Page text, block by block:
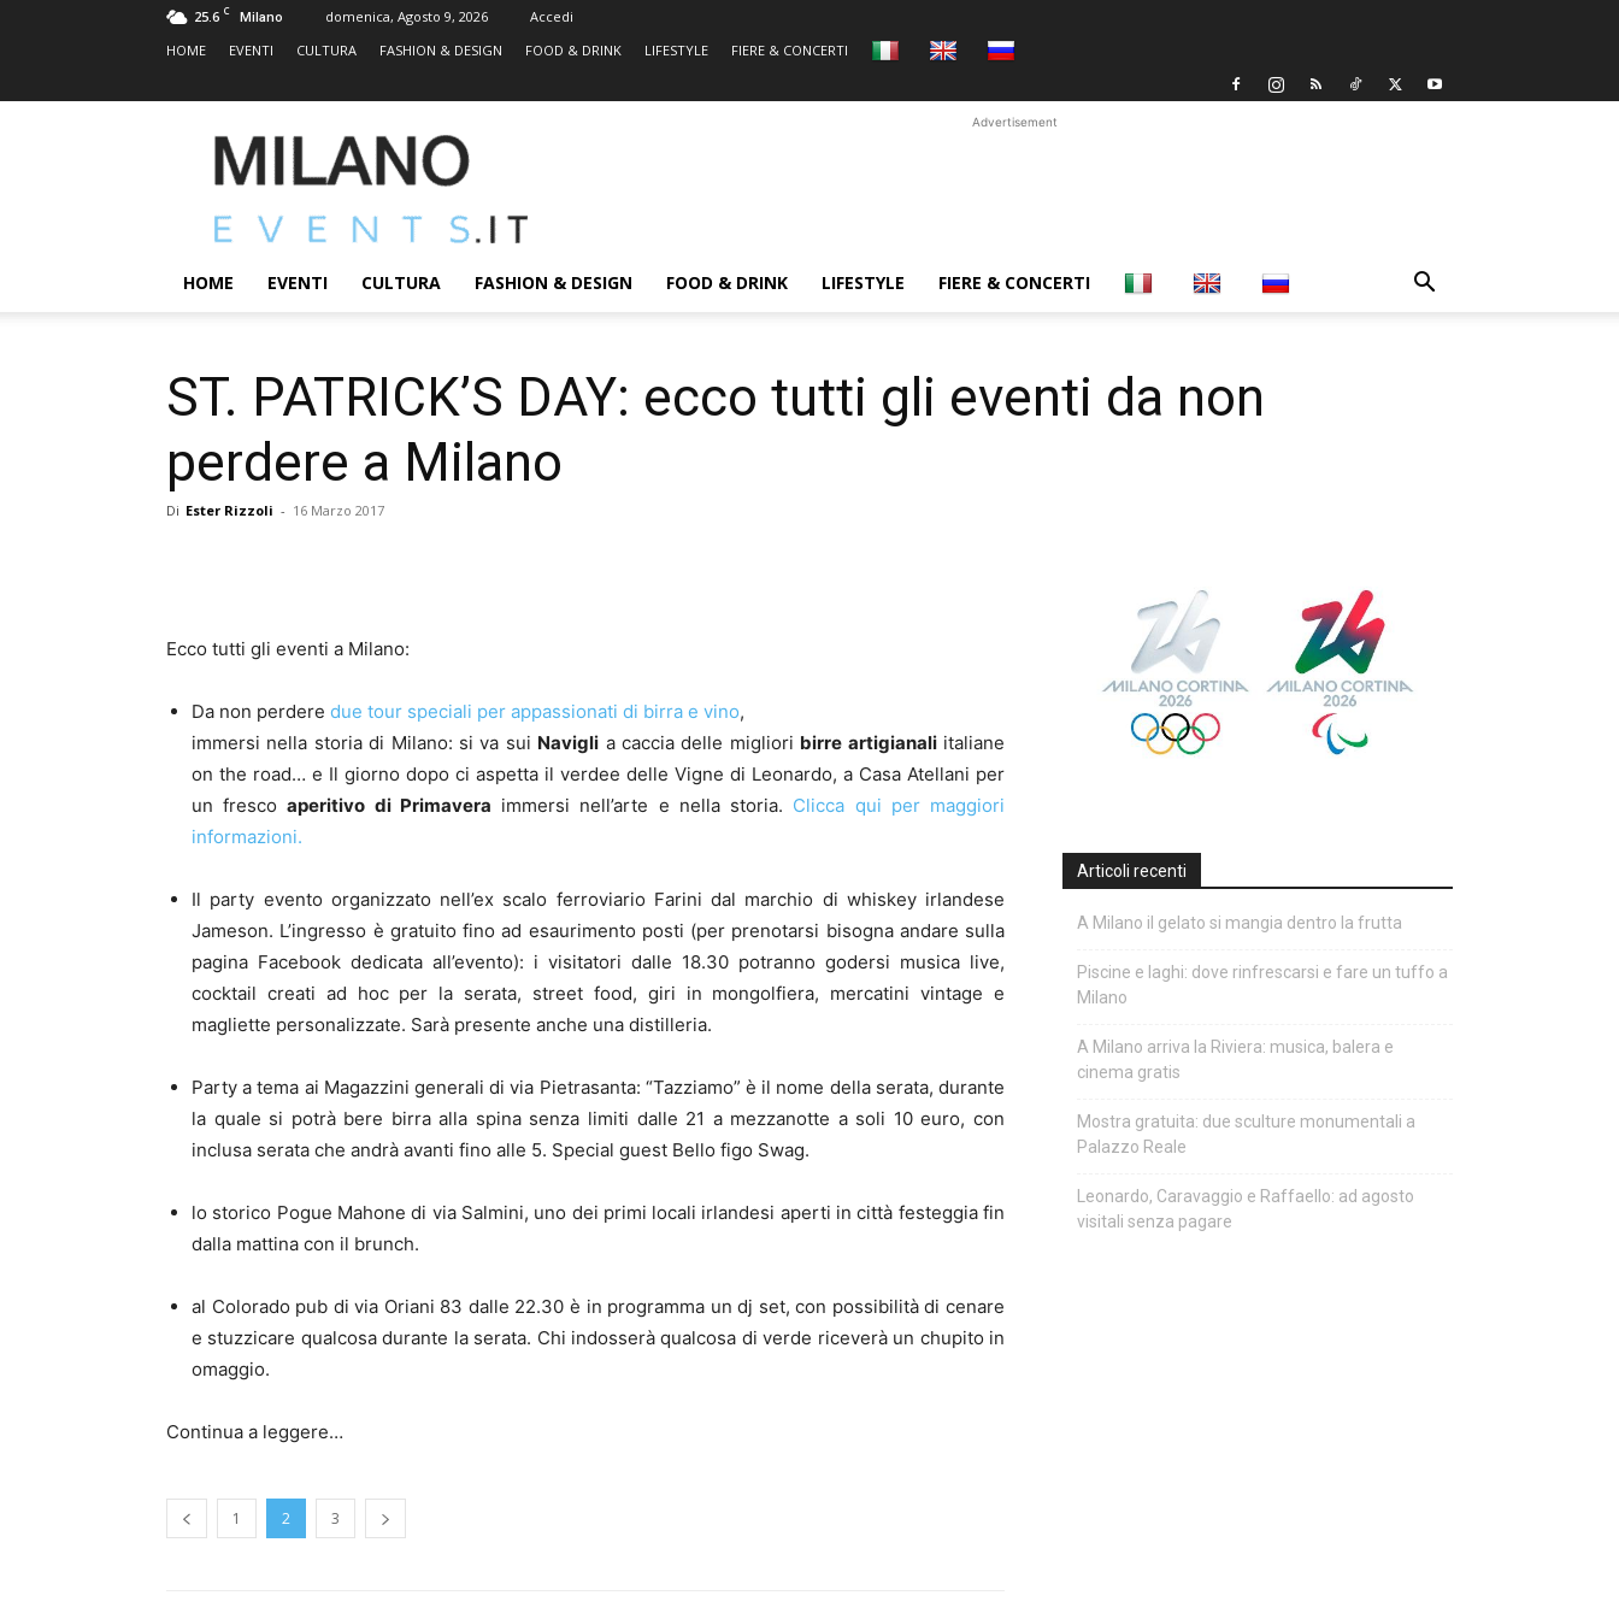
25.6 C Milano domenica, Agosto 9, 2026
Accedi
HOME
EVENTI CULTURA FASHION & DESIGN FOOD & DRINK LIFESTYLE FIERE & CONCERTI
MILANOEVENTS.IT
|
2.0
ed
Eventi
Advertisement
HOME EVENTI CULTURA FASHION & DESIGN FOOD & DRINK LIFESTYLE FIERE & CONCERTI
ST. PATRICK’S DAY: ecco tutti gli eventi da non
perdere a Milano
Di Ester Rizzoli - 16 Marzo 2017
Ecco tutti gli eventi a Milano:
Da non perdere due tour speciali per appassionati di birra e vino,
immersi nella storia di Milano: si va sui Navigli a caccia delle migliori birre artigianaliitaliane
on the road… e Il giorno dopo ci aspetta il verdee delle Vigne di Leonardo, a Casa Atellani per
un frescoaperitivo di Primavera immersi nell’arte e nella storia. Clicca qui per maggiori
informazioni.
Il party evento organizzato nell’ex scalo ferroviario Farini dal marchio di whiskey irlandese
Jameson. L’ingresso è gratuito fino ad esaurimento posti (per prenotarsi bisogna andare sulla
pagina Facebook dedicata all’evento): i visitatori dalle 18.30 potranno godersi musica live,
cocktail creati ad hoc per la serata, street food, giri in mongolfiera, mercatini vintage e
magliette personalizzate. Sarà presente anche una distilleria.
Party a tema ai Magazzini generali di via Pietrasanta: “Tazziamo” è il nome della serata, durante
la quale si potrà bere birra alla spina senza limiti dalle 21 a mezzanotte a soli 10 euro, con
inclusa serata che andrà avanti fino alle 5. Special guest Bello figo Swag.
lo storico Pogue Mahone di via Salmini, uno dei primi locali irlandesi aperti in città festeggia fin
dalla mattina con il brunch.
al Colorado pub di via Oriani 83 dalle 22.30 è in programma un dj set, con possibilità di cenare
e stuzzicare qualcosa durante la serata. Chi indosserà qualcosa di verde riceverà un chupito in
omaggio.
Continua a leggere…
1 2 3
Articoli recenti
A Milano il gelato si mangia dentro la frutta
Piscine e laghi: dove rinfrescarsi e fare un tuffo a
Milano
A Milano arriva la Riviera: musica, balera e
cinema gratis
Mostra gratuita: due sculture monumentali a
Palazzo Reale
Leonardo, Caravaggio e Raffaello: ad agosto
visitali senza pagare